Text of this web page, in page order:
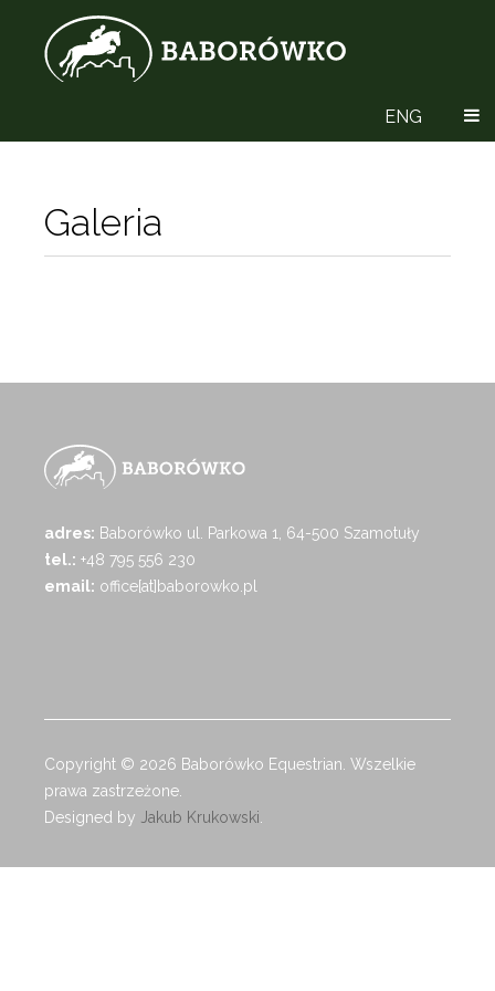
ENG
Galeria
adres: Baborówko ul. Parkowa 1, 64-500 Szamotuły
tel.: +48 795 556 230
email: office[at]baborowko.pl
Copyright © 2026 Baborówko Equestrian. Wszelkie
prawa zastrzeżone.
Designed by Jakub Krukowski